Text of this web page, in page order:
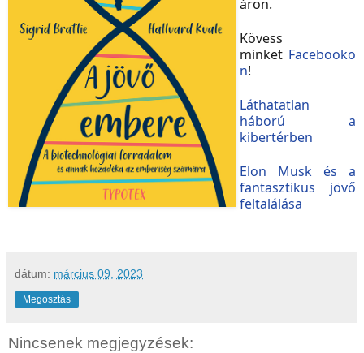
áron.
Kövess
minket Facebooko
n!
Láthatatlan ​
háború a
kibertérben
Elon Musk és a
fantasztikus jövő
feltalálása
dátum: március 09, 2023
Megosztás
Nincsenek megjegyzések: